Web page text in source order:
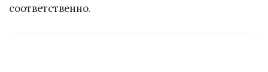
соответственно.